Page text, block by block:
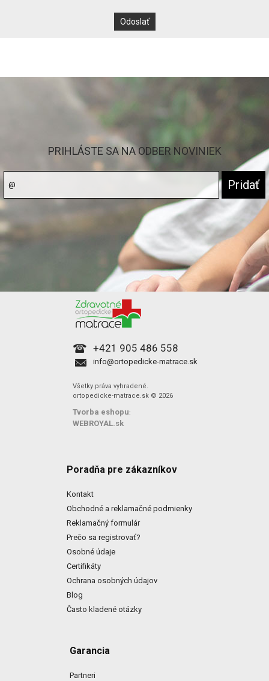
PRIHLÁSTE SA NA ODBER NOVINIEK
+421 905 486 558
info@ortopedicke-matrace.sk
Všetky práva vyhradené.
ortopedicke-matrace.sk © 2026
Tvorba eshopu:
WEBROYAL.sk
Poradňa pre zákazníkov
Kontakt
Obchodné a reklamačné podmienky
Reklamačný formulár
Prečo sa registrovať?
Osobné údaje
Certifikáty
Ochrana osobných údajov
Blog
Často kladené otázky
Garancia
Partneri